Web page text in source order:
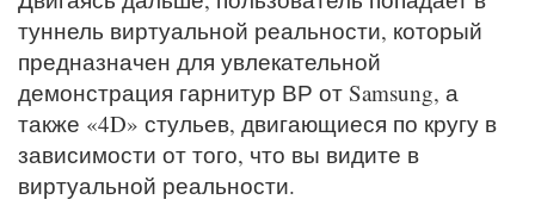
туннель виртуальной реальности, который
предназначен для увлекательной
демонстрация гарнитур ВР от Samsung, а
также «4D» стульев, двигающиеся по кругу в
зависимости от того, что вы видите в
виртуальной реальности.